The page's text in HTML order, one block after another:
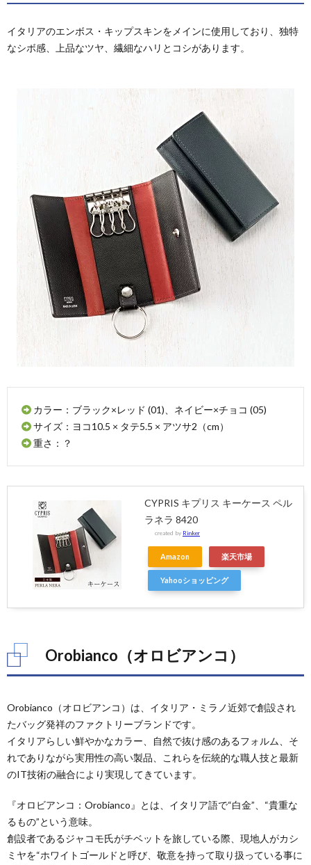
三つ折
ケース
ロ
1630
10.3.
キーケ
ース
『クイ
ン
ト』
エルバ
ルビゾン
11.1.
ース(6連)
キーケース
5402300090
イタリアのエンボス・キップスキンをメインに使用しており、独特
なシボ感、上品なツヤ、繊細なハリとコシがあります。
カラー：ブラック×レッド (01)、ネイビー×チョコ (05)
サイズ：ヨコ10.5 × タテ5.5 × アツサ2（cm）
重さ：？
CYPRIS キプリス キーケース ペル
ラネラ 8420
created by Rinker
Amazon 楽天市場
Yahooショッピング
Orobianco（オロビアンコ）
Orobianco（オロビアンコ）は、イタリア・ミラノ近郊で創設され
たバッグ発祥のファクトリーブランドです。
イタリアらしい鮮やかなカラー、自然で抜け感のあるフォルム、そ
れでありながら実用性の高い製品、これらを伝統的な職人技と最新
のIT技術の融合により実現してきています。
『オロビアンコ：Orobianco』とは、イタリア語で“白金”、“貴重な
るもの”という意味。
創設者であるジャコモ氏がチベットを旅している際、現地人がカシ
ミヤを“ホワイトゴールドと呼び、敬意を持って取り扱っている事に